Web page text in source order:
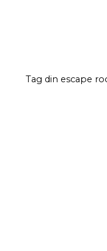
Tag din escape